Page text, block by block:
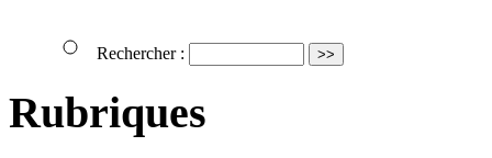
Rechercher :
Rubriques